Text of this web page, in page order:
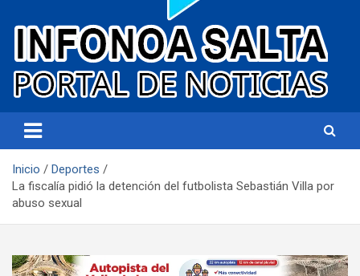
Infonoa Salta
Inicio
Deportes
La fiscalía pidió la detención del futbolista Sebastián Villa por
abuso sexual